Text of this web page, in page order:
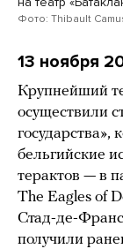
Фото: Thibault
13 ноября
Крупнейший
осуществили
государства»,
бельгийские
терактов — в
The Eagles of
Стад-де-
получили